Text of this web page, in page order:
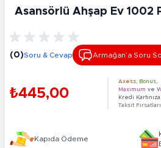
Asansörlü Ahşap Ev 1002
(0)Soru & Cevap Armağan’a Soru
₺445,00
Axess Bonus
Maximum ve
Kredi Kartınıza
Taksit
Kapıda Ödeme